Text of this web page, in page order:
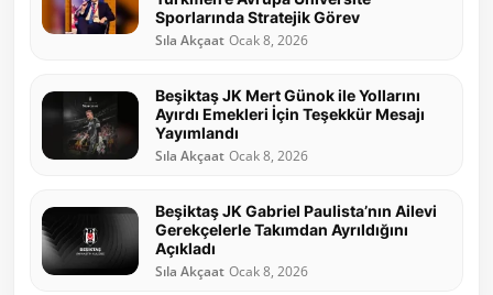
Sporlarında Stratejik Görev
Sıla Akçaat Ocak 8, 2026
Beşiktaş JK Mert Günok ile Yollarını
Ayırdı Emekleri İçin Teşekkür Mesajı
Yayımlandı
Sıla Akçaat Ocak 8, 2026
Beşiktaş JK Gabriel Paulista’nın Ailevi
Gerekçelerle Takımdan Ayrıldığını
Açıkladı
Sıla Akçaat Ocak 8, 2026